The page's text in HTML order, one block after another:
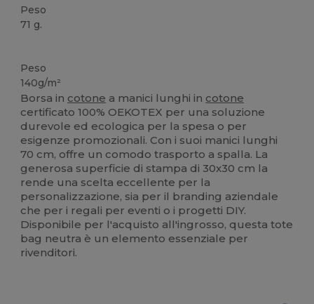
Peso
71 g.
Peso
140g/m²
Borsa in cotone a manici lunghi in cotone
certificato 100% OEKOTEX per una soluzione
durevole ed ecologica per la spesa o per
esigenze promozionali. Con i suoi manici lunghi
70 cm, offre un comodo trasporto a spalla. La
generosa superficie di stampa di 30x30 cm la
rende una scelta eccellente per la
personalizzazione, sia per il branding aziendale
che per i regali per eventi o i progetti DIY.
Disponibile per l'acquisto all'ingrosso, questa tote
bag neutra è un elemento essenziale per
rivenditori.